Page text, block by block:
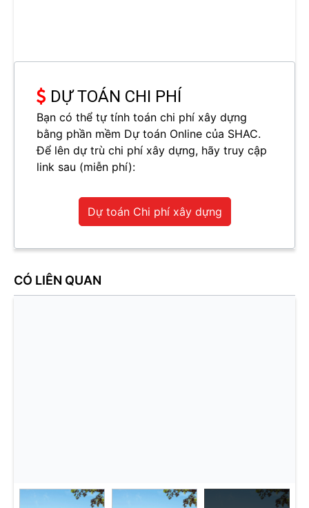
DỰ TOÁN CHI PHÍ
Bạn có thể tự tính toán chi phí xây dựng
bằng phần mềm Dự toán Online của SHAC.
Để lên dự trù chi phí xây dựng, hãy truy cập
link sau (miễn phí):
Dự toán Chi phí xây dựng
CÓ LIÊN QUAN